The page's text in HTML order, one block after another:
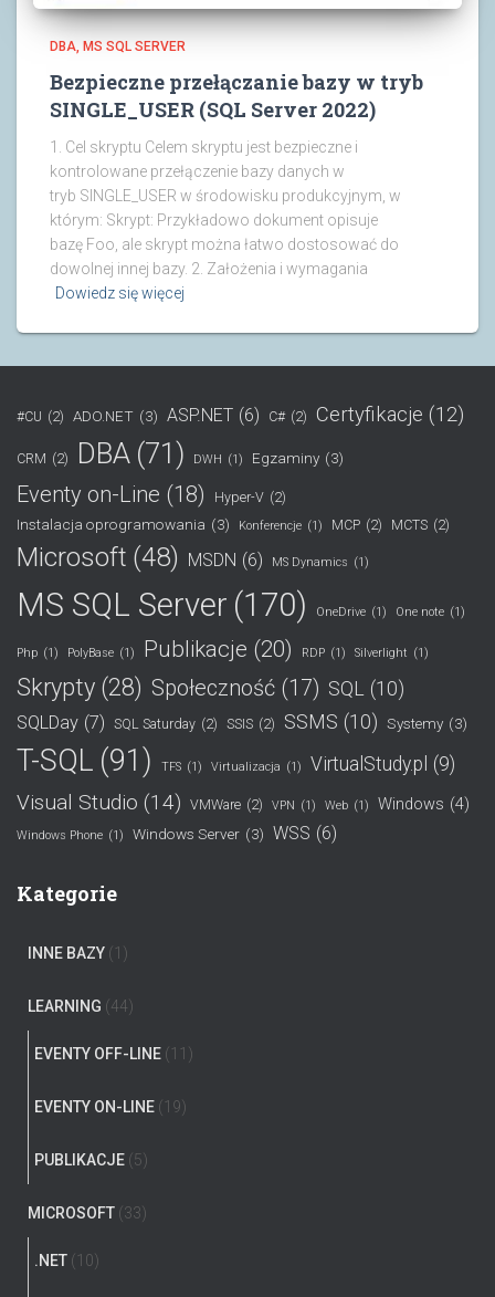
DBA MS SQL SERVER
Bezpieczne przełączanie bazy w tryb
SINGLE_USER (SQL Server 2022)
1. Cel skryptu Celem skryptu jest bezpieczne i
kontrolowane przełączenie bazy danych w
tryb SINGLE_USER w środowisku produkcyjnym, w
którym: Skrypt: Przykładowo dokument opisuje
bazę Foo, ale skrypt można łatwo dostosować do
dowolnej innej bazy. 2. Założenia i wymagania
Dowiedz się więcej
#CU (2) ADO.NET (3) ASP.NET (6) C# (2) Certyfikacje (12)
CRM (2) DBA (71) DWH (1) Egzaminy (3)
Eventy on-Line (18) Hyper-V (2)
Instalacja oprogramowania (3) Konferencje (1) MCP (2) MCTS (2)
Microsoft (48) MSDN (6) MS Dynamics (1)
MS SQL Server (170) OneDrive (1) One note (1)
Php (1) PolyBase (1) Publikacje (20) RDP (1) Silverlight (1)
Skrypty (28) Społeczność (17) SQL (10)
SQLDay (7) SQL Saturday (2) SSIS (2) SSMS (10) Systemy (3)
T-SQL (91) TFS (1) Virtualizacja (1) VirtualStudy.pl (9)
Visual Studio (14) VMWare (2) VPN (1) Web (1) Windows (4)
Windows Phone (1) Windows Server (3) WSS (6)
Kategorie
INNE BAZY (1)
LEARNING (44)
EVENTY OFF-LINE (11)
EVENTY ON-LINE (19)
PUBLIKACJE (5)
MICROSOFT (33)
.NET (10)